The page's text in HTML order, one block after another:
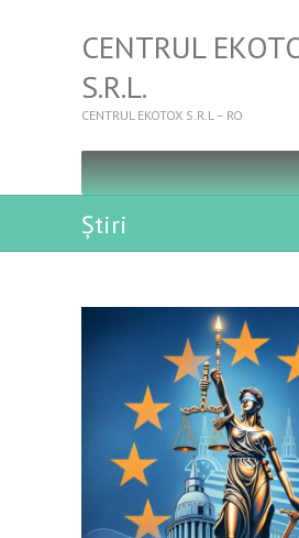
CENTRUL
S.R.L.
CENTRUL EKOTOX S.R.L – RO
Ştiri